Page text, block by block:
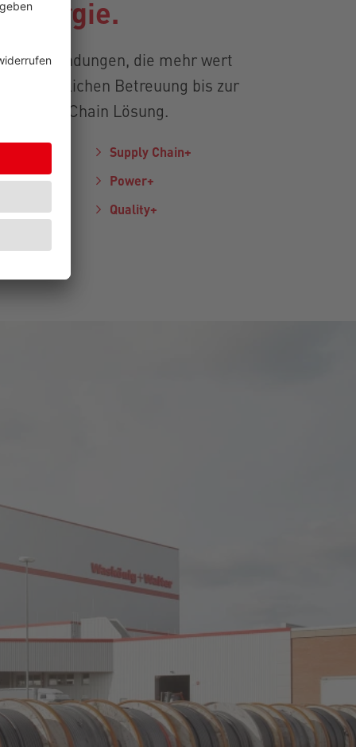
Verbindungen, die mehr wert
persönlichen Betreuung bis zur
Supply Chain Lösung.
Supply Chain+
Power+
Quality+